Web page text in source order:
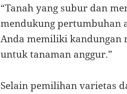
“Tanah yang subur dan
mendukung pertumbuhan
Anda memiliki kandungan
untuk tanaman anggur.”
Selain pemilihan varietas